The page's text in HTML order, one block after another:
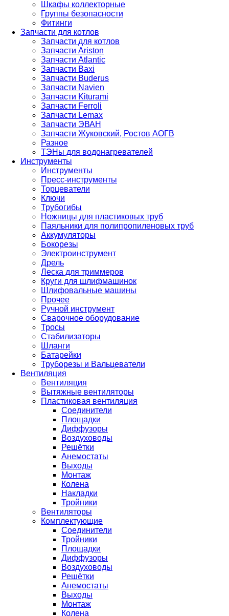
Шкафы коллекторные
Группы безопасности
Фитинги
Запчасти для котлов
Запчасти для котлов
Запчасти Ariston
Запчасти Atlantic
Запчасти Baxi
Запчасти Buderus
Запчасти Navien
Запчасти Kiturami
Запчасти Ferroli
Запчасти Lemax
Запчасти ЭВАН
Запчасти Жуковский, Ростов АОГВ
Разное
ТЭНы для водонагревателей
Инструменты
Инструменты
Пресс-инструменты
Торцеватели
Ключи
Трубогибы
Ножницы для пластиковых труб
Паяльники для полипропиленовых труб
Аккумуляторы
Бокорезы
Электроинструмент
Дрель
Леска для триммеров
Круги для шлифмашинок
Шлифовальные машины
Прочее
Ручной инструмент
Сварочное оборудование
Тросы
Стабилизаторы
Шланги
Батарейки
Труборезы и Вальцеватели
Вентиляция
Вентиляция
Вытяжные вентиляторы
Пластиковая вентиляция
Соединители
Площадки
Диффузоры
Воздуховоды
Решётки
Анемостаты
Выходы
Монтаж
Колена
Накладки
Тройники
Вентиляторы
Комплектующие
Соединители
Тройники
Площадки
Диффузоры
Воздуховоды
Решётки
Анемостаты
Выходы
Монтаж
Колена